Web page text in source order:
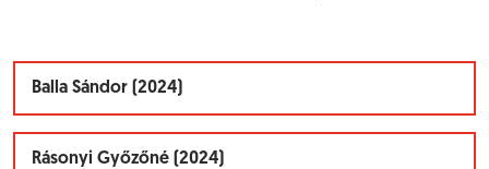
Balla Sándor (2024)
Rásonyi Győzőné (2024)